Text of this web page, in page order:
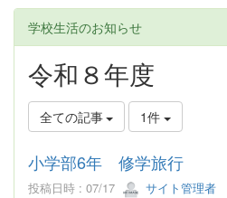
学校生活のお知らせ
令和８年度
全ての記事 1件
小学部6年 修学旅行
投稿日時 : 07/17 サイト管理者